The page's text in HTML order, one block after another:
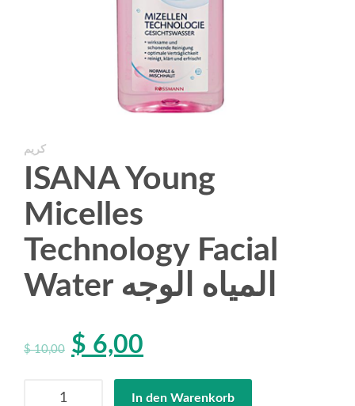
كريم
ISANA Young
Micelles
Technology Facial
Water المياه الوجه
$10,00 $ 6,00
In den Warenkorb